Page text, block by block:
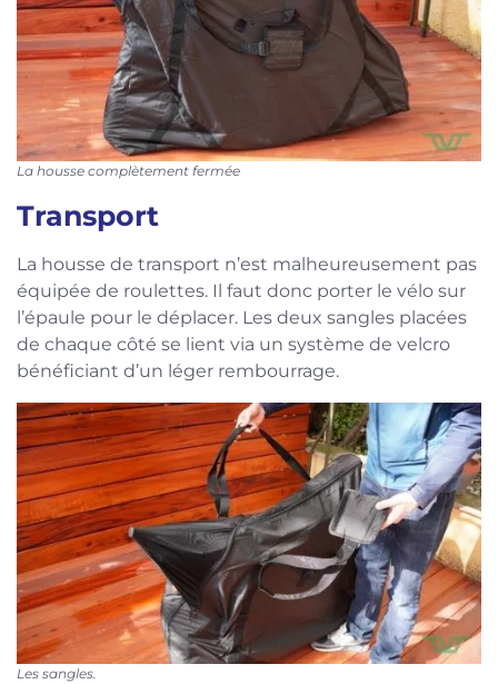
La housse complètement fermée
Transport
La housse de transport n’est malheureusement pas
équipée de roulettes. Il faut donc porter le vélo sur
l’épaule pour le déplacer. Les deux sangles placées
de chaque côté se lient via un système de velcro
bénéficiant d’un léger rembourrage.
Les sangles.